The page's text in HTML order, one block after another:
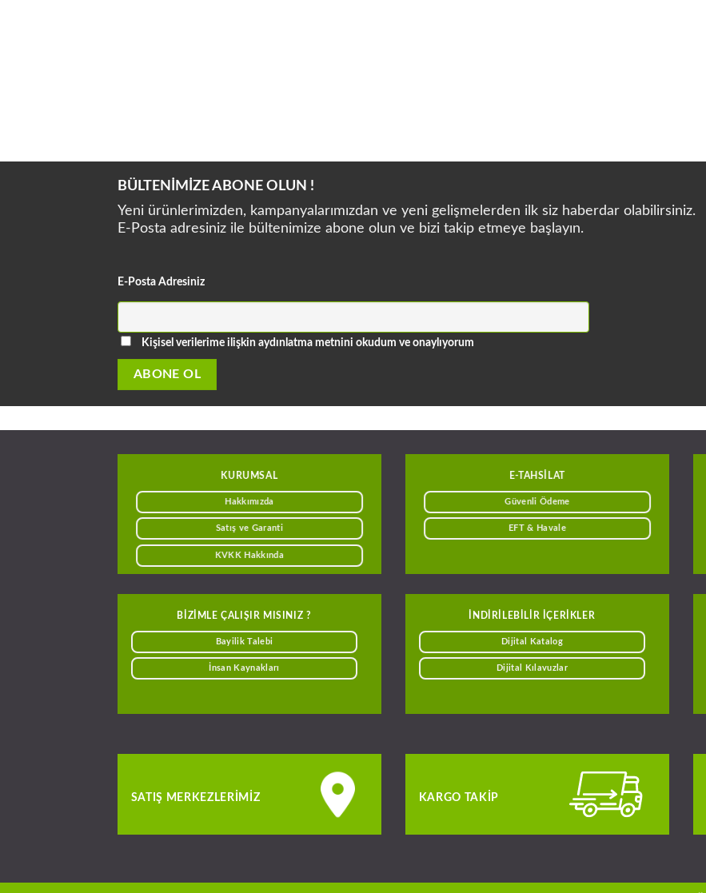
BÜLTENİMİZE ABONE OLUN !
Yeni ürünlerimizden, kampanyalarımızdan ve yeni gelişmelerden ilk siz haberdar olabilirsiniz.
E-Posta adresiniz ile bültenimize abone olun ve bizi takip etmeye başlayın.
E-Posta Adresiniz
Kişisel verilerime ilişkin aydınlatma metnini okudum ve onaylıyorum
KURUMSAL
Hakkımızda
Satış ve Garanti
KVKK Hakkında
BIZIMLE ÇALIŞIR MISINIZ ?
Bayilik Talebi
İnsan Kaynakları
E-TAHSILAT
Güvenli Ödeme
EFT & Havale
INDIRILEBILIR IÇERIKLER
Dijital Katalog
Dijital Kılavuzlar
SATIŞ MERKEZLERIMIZ KARGO TAKIP